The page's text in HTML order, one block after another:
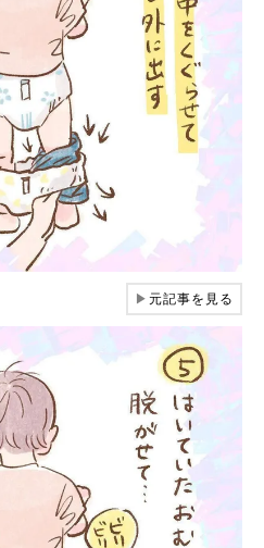
▶元記事を見る